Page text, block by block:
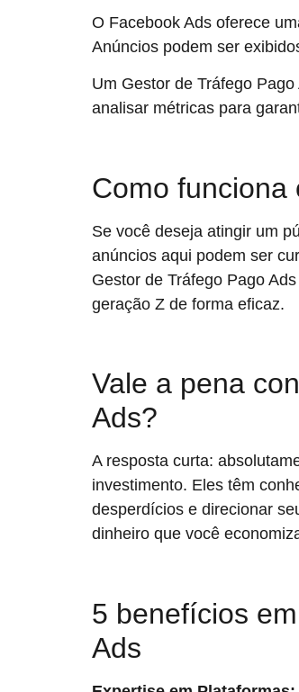
O Facebook Ads oferece
Anúncios podem ser
Um Gestor de Tráfego
analisar métricas para
Como funciona
Se você deseja atingir um
anúncios aqui podem ser
Gestor de Tráfego Pago
geração Z de forma eficaz.
Vale a pena
Ads?
A resposta curta:
investimento. Eles têm
desperdícios e direcionar
dinheiro que você
5 benefícios
Ads